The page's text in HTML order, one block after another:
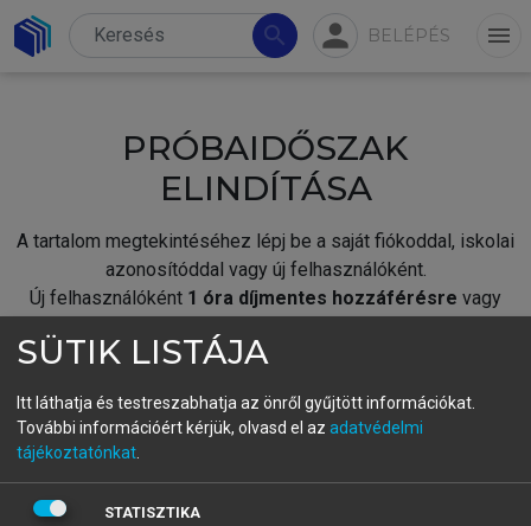
search person BELÉPÉS menu
PRÓBAIDŐSZAK
ELINDÍTÁSA
A tartalom megtekintéséhez lépj be a saját fiókoddal, iskolai
azonosítóddal vagy új felhasználóként.
Új felhasználóként 1 óra díjmentes hozzáférésre vagy
fiókoddal,vagy hozz létre új fiókot.
A regisztráció után apróbaidőszakautomatikusan
BELÉPÉS SAJÁT FIÓKKAL
SÜTIK LISTÁJA
Itt láthatja és testreszabhatja az önről gyűjtött információkat.
További információért kérjük, olvasd el az adatvédelmi
tájékoztatónkat
STATISZTIKA